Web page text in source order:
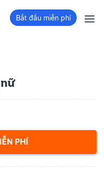
Bắt đầu miễn phí
PHÍ